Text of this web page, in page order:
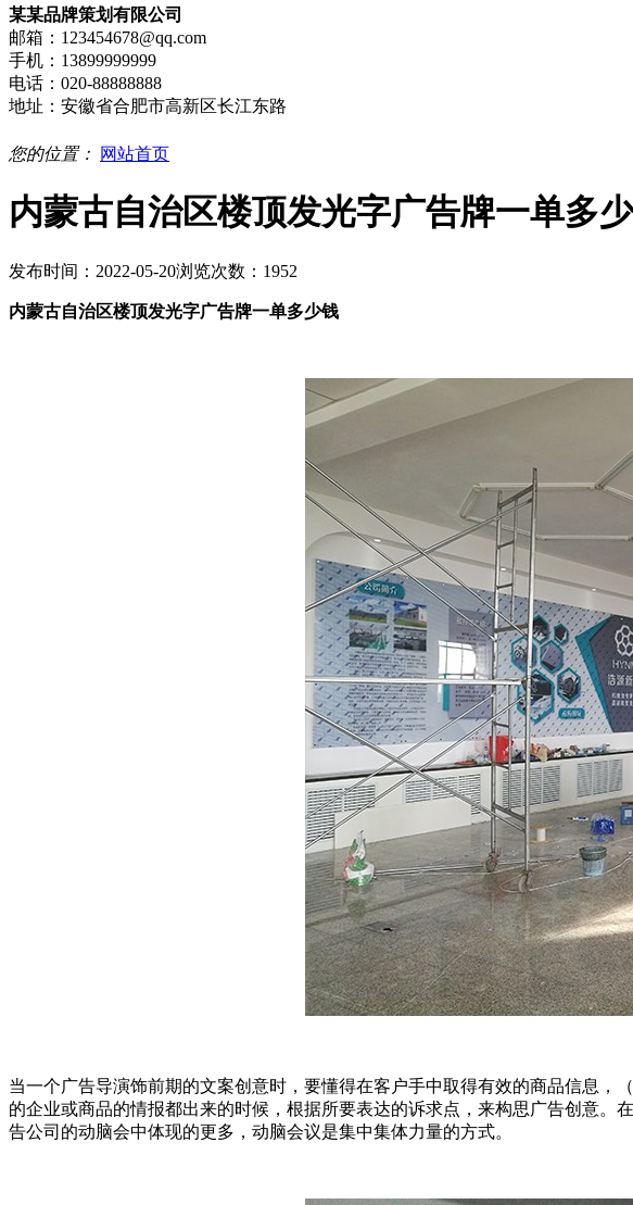
某某品牌策划有限公司
邮箱：123454678@qq.com
手机：13899999999
电话：020-88888888
地址：安徽省合肥市高新区长江东路
您的位置： 网站首页
内蒙古自治区楼顶发光字广告牌一单多
发布时间：2022-05-20浏览次数：1952
内蒙古自治区楼顶发光字广告牌一单多少钱
当一个广告导演饰前期的文案创意时，要懂得在客户手中取得有效的商品信息
的企业或商品的情报都出来的时候，根据所要表达的诉求点，来构思广告创意
告公司的动脑会中体现的更多，动脑会议是集中集体力量的方式。